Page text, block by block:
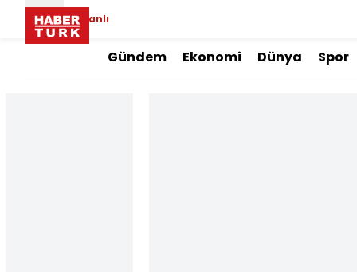
Canlı
Gündem Ekonomi Dünya Spor